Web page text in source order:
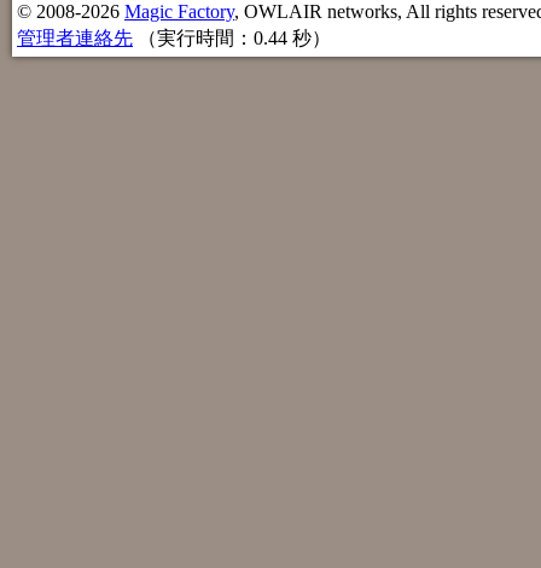
© 2008-2026 Magic Factory, OWLAIR networks, All rights
管理者連絡先 （実行時間：0.44 秒）